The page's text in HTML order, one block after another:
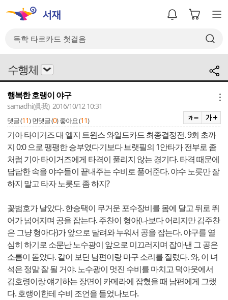
수행체
행복한 호랭이 야구
samadhi(眞我) 2016/10/12 10:31
댓글 (11) 먼댓글 (0) 좋아요 (11)
기아 타이거즈 대 엘지 트윈스 와일드카드 최종결정전. 9회 초까
지 0:0 으로 팽팽한 승부였다기보다 브랫필의 1안타가 전부로 좀
처럼 기아 타이거즈에게 타격이 풀리지 않는 경기다. 타격 때문에
답답한 속을 야수들이 끝내주는 수비로 풀어준다. 야수 노릇만 잘
하지 말고 타자 노릇도 좀 하지?
꽃범호가 날았다. 한승택이 무거운 포수장비를 몸에 달고 뒤로 뛰
어가 넘어지며 공을 잡는다. 주찬이 형아(나보다 어리지만 김주찬
은 그냥 형아다)가 앞으로 달려와 누워서 공을 잡는다. 야구를 열
심히 하기로 소문난 노수광이 앞으로 미끄러지며 잡아낸 그 공은
소름이 돋았다. 같이 보던 남편이랑 마구 소리를 질렀다. 와, 이 녀
석은 정말 잘 될 거야. 노수광이 멋진 수비를 마치고 덕아웃에서
김호령이랑 얘기하는 장면이 카메라에 잡혔을 때 남편에게 그랬
다. 호랭이한테 수비 조언을 들었나보다.